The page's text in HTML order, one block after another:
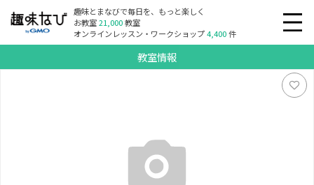
趣味とまなびで毎日を、もっと楽しく
お教室21,000教室
オンラインレッスン・ワークショップ4,400件
教室情報